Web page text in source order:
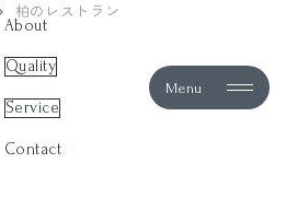
About
Quality
Service
Contact
Menu
柏のレストラン